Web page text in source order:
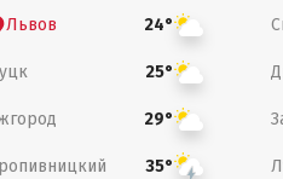
Львов 24°
25°
29°
35°